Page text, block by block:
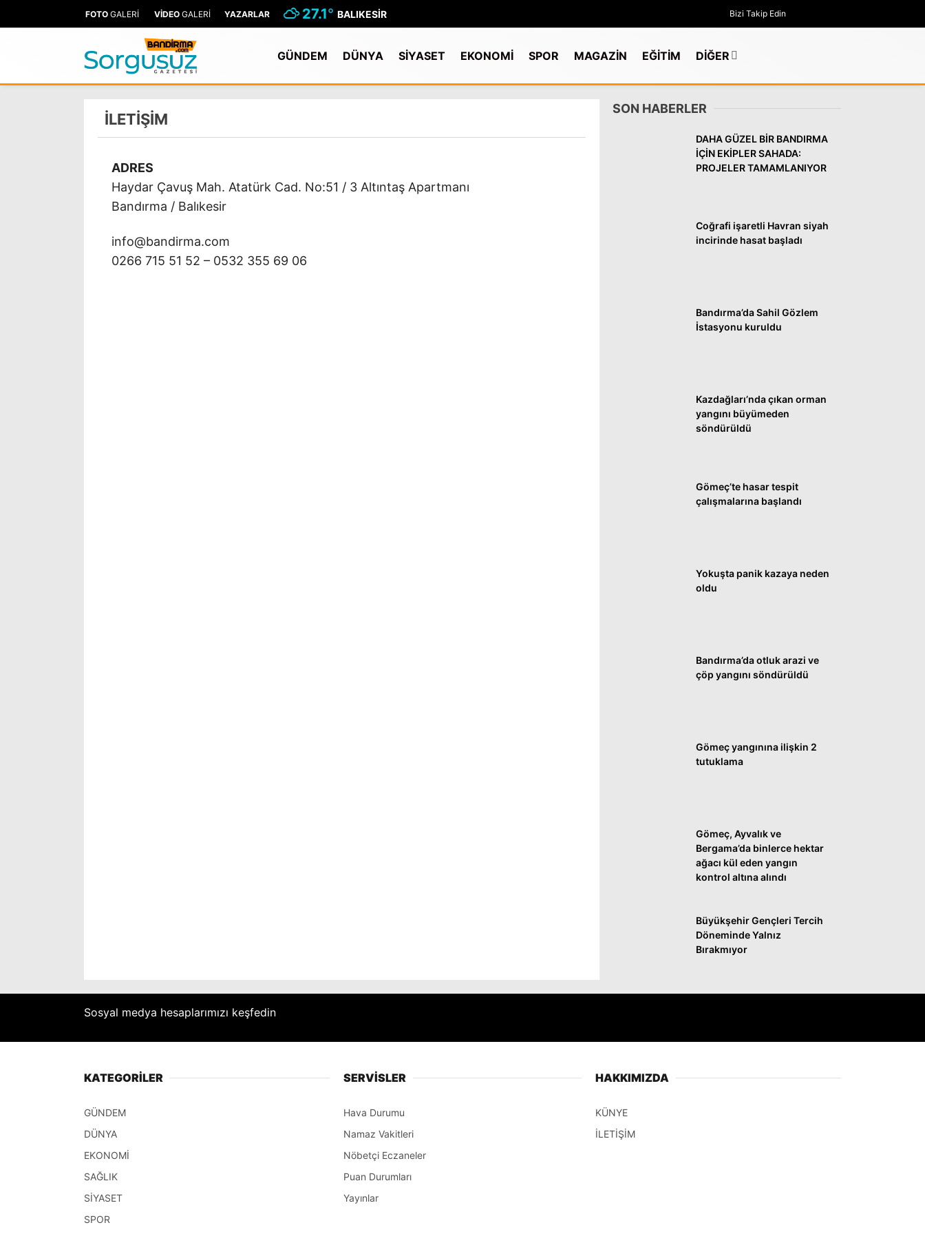
DÜNYA
SPOR
WhatsApp İhbar
Facebook
FOTO GALERİ VİDEO GALERİ YAZARLAR 27.1° BALIKESIR Bizi Takip Edin
GÜNDEM DÜNYA SİYASET EKONOMİ SPOR MAGAZİN EĞİTİM DİĞER
İLETİŞİM
ADRES
Haydar Çavuş Mah. Atatürk Cad. No:51 / 3 Altıntaş Apartmanı
Bandırma / Balıkesir
info@bandirma.com
0266 715 51 52 – 0532 355 69 06
SON HABERLER
DAHA GÜZEL BİR BANDIRMA
İÇİN EKİPLER SAHADA:
PROJELER TAMAMLANIYOR
Coğrafi işaretli Havran siyah
incirinde hasat başladı
Bandırma’da Sahil Gözlem
İstasyonu kuruldu
Kazdağları’nda çıkan orman
yangını büyümeden
söndürüldü
Gömeç’te hasar tespit
çalışmalarına başlandı
Yokuşta panik kazaya neden
oldu
Bandırma’da otluk arazi ve
çöp yangını söndürüldü
Gömeç yangınına ilişkin 2
tutuklama
Gömeç, Ayvalık ve
Bergama’da binlerce hektar
ağacı kül eden yangın
kontrol altına alındı
Büyükşehir Gençleri Tercih
Döneminde Yalnız
Bırakmıyor
Sosyal medya hesaplarımızı keşfedin
KATEGORİLER
GÜNDEM
DÜNYA
EKONOMİ
SAĞLIK
SİYASET
SPOR
SERVİSLER
Hava Durumu
Namaz Vakitleri
Nöbetçi Eczaneler
Puan Durumları
Yayınlar
HAKKIMIZDA
KÜNYE
İLETİŞİM